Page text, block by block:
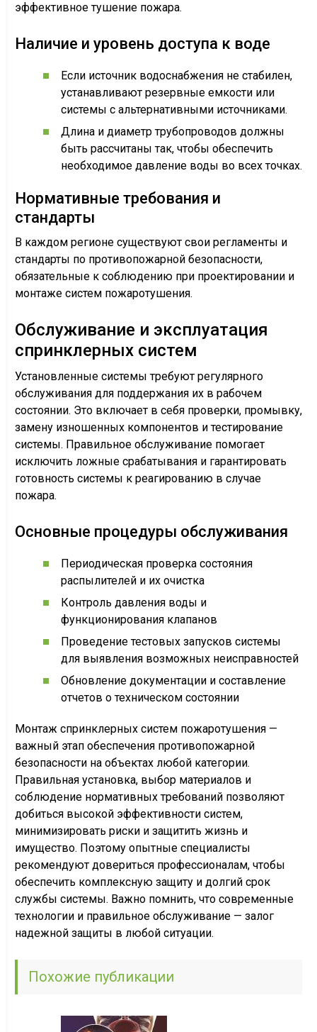
эффективное тушение пожара.
Наличие и уровень доступа к воде
Если источник водоснабжения не стабилен,
устанавливают резервные емкости или
системы с альтернативными источниками.
Длина и диаметр трубопроводов должны
быть рассчитаны так, чтобы обеспечить
необходимое давление воды во всех точках.
Нормативные требования и
стандарты
В каждом регионе существуют свои регламенты и
стандарты по противопожарной безопасности,
обязательные к соблюдению при проектировании и
монтаже систем пожаротушения.
Обслуживание и эксплуатация
спринклерных систем
Установленные системы требуют регулярного
обслуживания для поддержания их в рабочем
состоянии. Это включает в себя проверки, промывку,
замену изношенных компонентов и тестирование
системы. Правильное обслуживание помогает
исключить ложные срабатывания и гарантировать
готовность системы к реагированию в случае
пожара.
Основные процедуры обслуживания
Периодическая проверка состояния
распылителей и их очистка
Контроль давления воды и
функционирования клапанов
Проведение тестовых запусков системы
для выявления возможных неисправностей
Обновление документации и составление
отчетов о техническом состоянии
Монтаж спринклерных систем пожаротушения —
важный этап обеспечения противопожарной
безопасности на объектах любой категории.
Правильная установка, выбор материалов и
соблюдение нормативных требований позволяют
добиться высокой эффективности систем,
минимизировать риски и защитить жизнь и
имущество. Поэтому опытные специалисты
рекомендуют довериться профессионалам, чтобы
обеспечить комплексную защиту и долгий срок
службы системы. Важно помнить, что современные
технологии и правильное обслуживание — залог
надежной защиты в любой ситуации.
Похожие публикации